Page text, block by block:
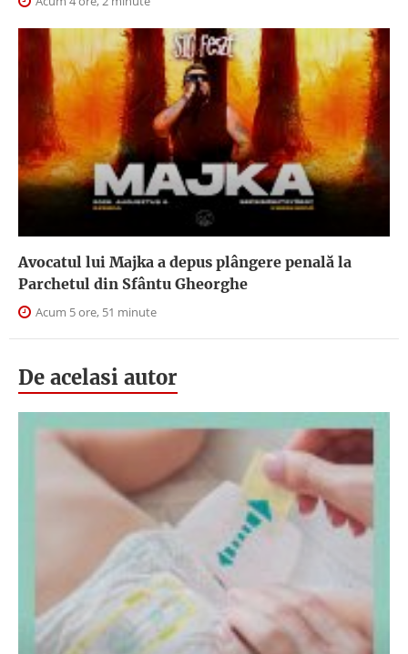
Avocatul lui Majka a depus plângere penală la
Parchetul din Sfântu Gheorghe
Acum 5 ore, 51 minute
De acelasi autor